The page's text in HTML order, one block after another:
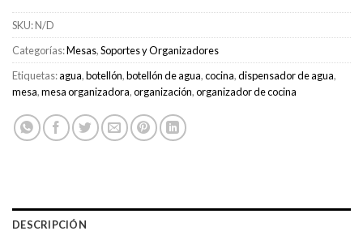
SKU:N/D
Categorías:Mesas,Soportes y Organizadores
Etiquetas:agua,botellón,botellón de agua,cocina,dispensador de agua,
mesa,mesa organizadora,organización,organizador de cocina
DESCRIPCIÓN